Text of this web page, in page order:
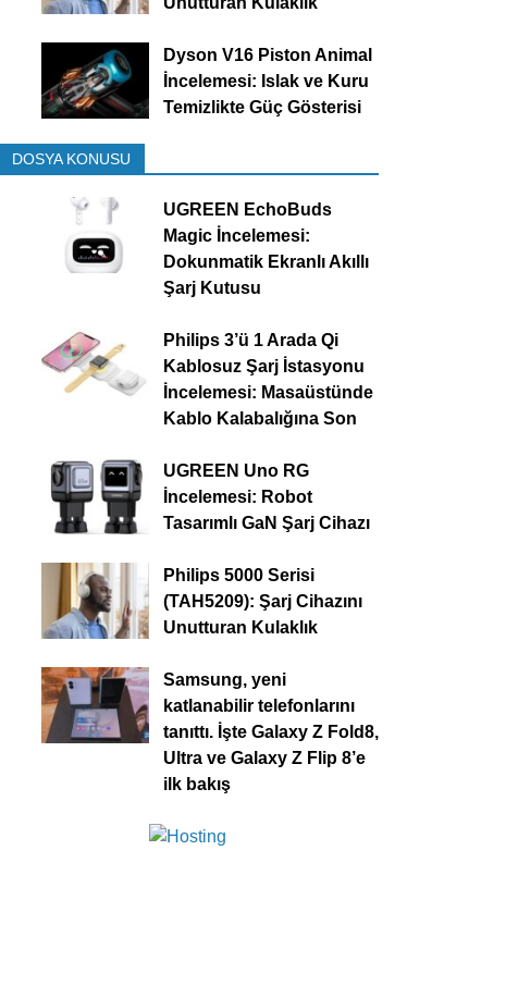
Dyson V16 Piston Animal
İncelemesi: Islak ve Kuru
Temizlikte Güç Gösterisi
DOSYA KONUSU
UGREEN EchoBuds
Magic İncelemesi:
Dokunmatik Ekranlı Akıllı
Şarj Kutusu
Philips 3’ü 1 Arada Qi
Kablosuz Şarj İstasyonu
İncelemesi: Masaüstünde
Kablo Kalabalığına Son
UGREEN Uno RG
İncelemesi: Robot
Tasarımlı GaN Şarj Cihazı
Philips 5000 Serisi
(TAH5209): Şarj Cihazını
Unutturan Kulaklık
Samsung, yeni
katlanabilir telefonlarını
tanıttı. İşte Galaxy Z Fold8,
Ultra ve Galaxy Z Flip 8’e
ilk bakış